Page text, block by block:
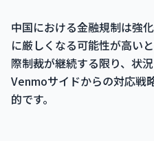
中国における金融規制は強
に厳しくなる可能性が高い
際制裁が継続する限り、状
Venmoサイドからの対応戦
的です。